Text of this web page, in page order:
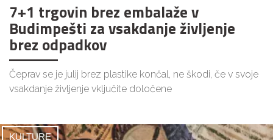
7+1 trgovin brez embalaže v
Budimpešti za vsakdanje življenje
brez odpadkov
Čeprav se je julij brez plastike končal, ne škodi, če v svoje
vsakdanje življenje vključite določene
KULTURE